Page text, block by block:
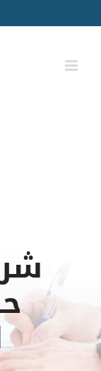
to
content